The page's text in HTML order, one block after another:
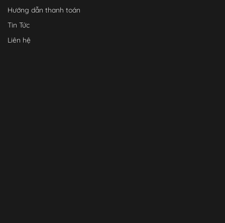
Hướng dẫn thanh toán
Tin Tức
Liên hệ